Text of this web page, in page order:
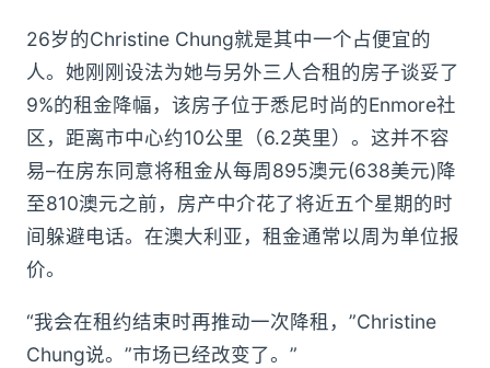
26岁的Christine Chung就是其中一个占便宜的
人。她刚刚设法为她与另外三人合租的房子谈妥了
9%的租金降幅，该房子位于悉尼时尚的Enmore社
区，距离市中心约10公里（6.2英里）。这并不容
易–在房东同意将租金从每周895澳元(638美元)降
至810澳元之前，房产中介花了将近五个星期的时
间躲避电话。在澳大利亚，租金通常以周为单位报
价。
“我会在租约结束时再推动一次降租，”Christine
Chung说。”市场已经改变了。”